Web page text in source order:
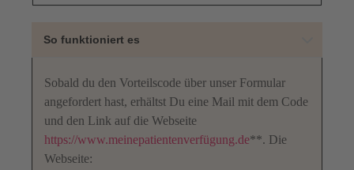
So funktioniert es
Sobald du den Vorteilscode über unser Formular
angefordert hast, erhältst Du eine Mail mit dem Code
und den Link auf die Webseite
https://www.meinepatientenverfügung.de**. Die
Webseite: